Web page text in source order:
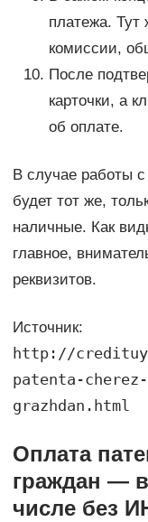
платежа. Тут
комиссии,
После
карточки, а
об оплате.
В случае работы
будет тот же,
наличные. Как
главное,
реквизитов.
Источник:
http://
patenta-
grazhdan.html
Оплата
граждан —
числе без